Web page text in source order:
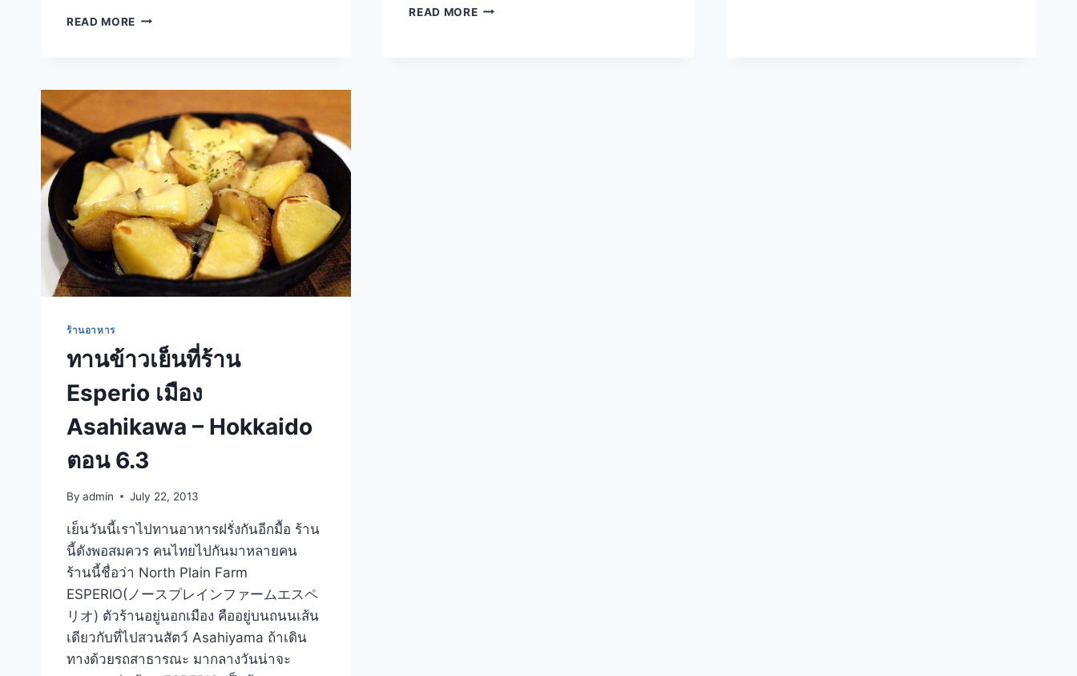
READ MORE SCHNEIDER
เยอรมัน
ใน
ซอย
อารีย์
4
READ MOREBLUE
ร้านอาหาร
ทานข้าวเย็นที่ร้าน
Esperio เมือง
Asahikawa – Hokkaido
ตอน 6.3
By admin July 22, 2013
เย็นวันนี้เราไปทานอาหารฝรั่งกันอีกมื้อ ร้าน
นี้ดังพอสมควร คนไทยไปกันมาหลายคน
ร้านนี้ชื่อว่า North Plain Farm
ESPERIO(ノースプレインファームエスペ
リオ) ตัวร้านอยู่นอกเมือง คืออยู่บนถนนเส้น
เดียวกับที่ไปสวนสัตว์ Asahiyama ถ้าเดิน
ทางด้วยรถสาธารณะ มากลางวันน่าจะ